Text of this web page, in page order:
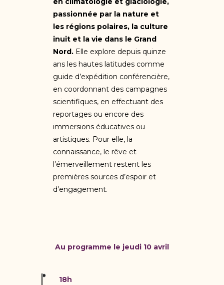
passionnée par la nature et
les régions polaires, la culture
inuit et la vie dans le Grand
Nord. Elle explore depuis quinze
ans les hautes latitudes comme
guide d’expédition conférencière,
en coordonnant des campagnes
scientifiques, en effectuant des
reportages ou encore des
immersions éducatives ou
artistiques. Pour elle, la
connaissance, le rêve et
l’émerveillement restent les
premières sources d’espoir et
d’engagement.
Au programme le jeudi 10 avril
18h